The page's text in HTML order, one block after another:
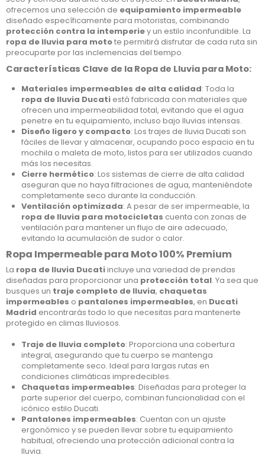
ofrecemos una selección de equipamiento impermeable
diseñado específicamente para motoristas, combinando
protección contra la intemperiey un estilo inconfundible. La
ropa de lluvia para motote permitirá disfrutar de cada ruta sin
preocuparte por las inclemencias del tiempo.
Características Clave de la Ropa de Lluvia para Moto:
Materiales impermeables de alta calidad: Toda la
ropa de lluvia Ducatiestá fabricada con materiales que
ofrecen una impermeabilidad total, evitando que el agua
penetre en tu equipamiento, incluso bajo lluvias intensas.
Diseño ligero y compacto: Los trajes de lluvia Ducati son
fáciles de llevar y almacenar, ocupando poco espacio en tu
mochila o maleta de moto, listos para ser utilizados cuando
más los necesitas.
Cierre hermético: Los sistemas de cierre de alta calidad
aseguran que no haya filtraciones de agua, manteniéndote
completamente seco durante la conducción.
Ventilación optimizada: A pesar de ser impermeable, la
ropa de lluvia para motocicletas cuenta con zonas de
ventilación para mantener un flujo de aire adecuado,
evitando la acumulación de sudor o calor.
Ropa Impermeable para Moto 100% Premium
La ropa de lluvia Ducatiincluye una variedad de prendas
diseñadas para proporcionar una protección total. Ya sea que
busques un traje completo de lluvia, chaquetas
impermeables o pantalones impermeables, en Ducati
Madrid encontrarás todo lo que necesitas para mantenerte
protegido en climas lluviosos.
Traje de lluvia completo: Proporciona una cobertura
integral, asegurando que tu cuerpo se mantenga
completamente seco. Ideal para largas rutas en
condiciones climáticas impredecibles.
Chaquetas impermeables: Diseñadas para proteger la
parte superior del cuerpo, combinan funcionalidad con el
icónico estilo Ducati.
Pantalones impermeables: Cuentan con un ajuste
ergonómico y se pueden llevar sobre tu equipamiento
habitual, ofreciendo una protección adicional contra la
lluvia.